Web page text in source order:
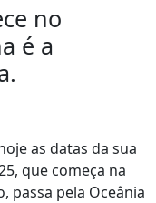
no
é a
as datas da sua
que começa na
passa pela Oceânia